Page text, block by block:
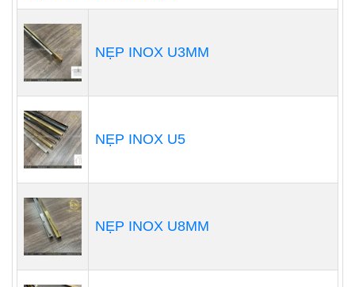
NẸP INOX U3MM
NẸP INOX U5
NẸP INOX U8MM